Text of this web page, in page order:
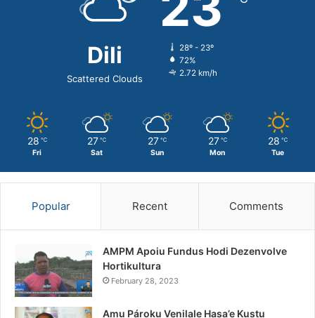
Dili
Scattered Clouds
28º - 23º
72%
2.72 km/h
28 ℃
Fri
27 ℃
Sat
27 ℃
Sun
27 ℃
Mon
28 ℃
Tue
Popular Recent Comments
AMPM Apoiu Fundus Hodi Dezenvolve
Hortikultura
February 28, 2023
Amu Pároku Venilale Hasa’e Kustu